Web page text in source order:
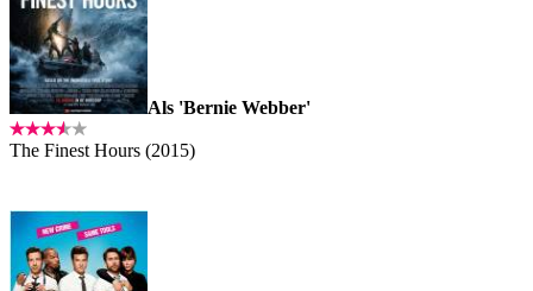
Als 'Bernie Webber'
The Finest Hours (2015)